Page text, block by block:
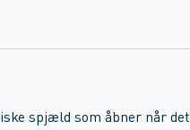
spjæld som åbner når det